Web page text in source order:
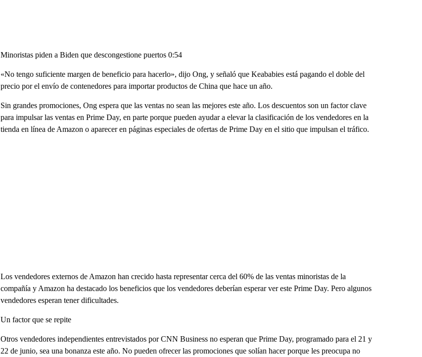
Minoristas piden a Biden que descongestione puertos 0:54
«No tengo suficiente margen de beneficio para hacerlo», dijo Ong, y señaló que Keababies está pagando el doble del
precio por el envío de contenedores para importar productos de China que hace un año.
Sin grandes promociones, Ong espera que las ventas no sean las mejores este año. Los descuentos son un factor clave
para impulsar las ventas en Prime Day, en parte porque pueden ayudar a elevar la clasificación de los vendedores en la
tienda en línea de Amazon o aparecer en páginas especiales de ofertas de Prime Day en el sitio que impulsan el tráfico.
Los vendedores externos de Amazon han crecido hasta representar cerca del 60% de las ventas minoristas de la
compañía y Amazon ha destacado los beneficios que los vendedores deberían esperar ver este Prime Day. Pero algunos
vendedores esperan tener dificultades.
Un factor que se repite
Otros vendedores independientes entrevistados por CNN Business no esperan que Prime Day, programado para el 21 y
22 de junio, sea una bonanza este año. No pueden ofrecer las promociones que solían hacer porque les preocupa no